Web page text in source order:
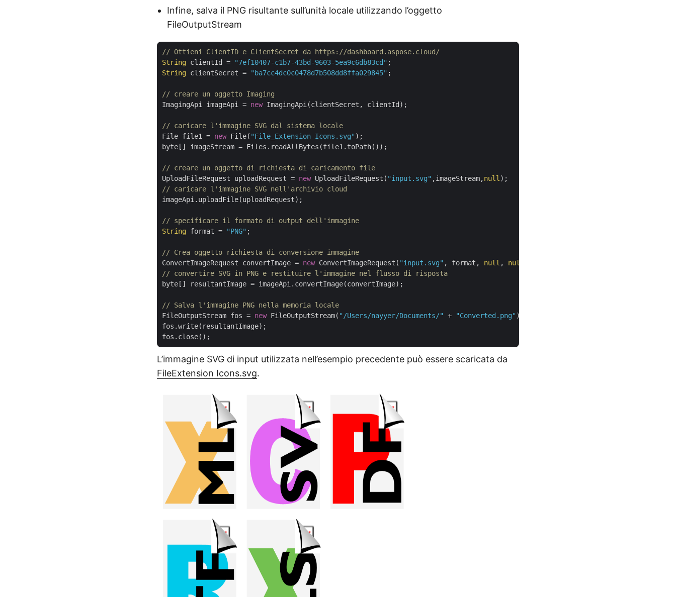
Infine, salva il PNG risultante sull’unità locale utilizzando l’oggetto
FileOutputStream
// Ottieni ClientID e ClientSecret da https://dashboard.aspose.cloud/
String clientId = "7ef10407-c1b7-43bd-9603-5ea9c6db83cd"
String clientSecret = "ba7cc4dc0c0478d7b508dd8ffa029845" ;
// creare un oggetto Imaging
ImagingApi imageApi = new ImagingApi(clientSecret, clientId);
// caricare l'immagine SVG dal sistema locale
File file1 = new File( "File_Extension Icons.svg" );
byte[] imageStream = Files.readAllBytes(file1.toPath());
// creare un oggetto di richiesta di caricamento file
UploadFileRequest uploadRequest = new UploadFileRequest( "input.svg" ,imageStream,null
// caricare l'immagine SVG nell'archivio cloud
imageApi.uploadFile(uploadRequest);
// specificare il formato di output dell'immagine
String format = "PNG" ;
// Crea oggetto richiesta di conversione immagine
ConvertImageRequest convertImage = new ConvertImageRequest( "input.svg" , format, null , null
// convertire SVG in PNG e restituire l'immagine nel flusso di risposta
byte[] resultantImage = imageApi.convertImage(convertImage);
// Salva l'immagine PNG nella memoria locale
FileOutputStream fos = new FileOutputStream( "/Users/nayyer/Documents/" + "Converted.png" );
fos.write(resultantImage);
L’immagine SVG di input utilizzata nell’esempio precedente può essere scaricata da
FileExtension Icons.svg.